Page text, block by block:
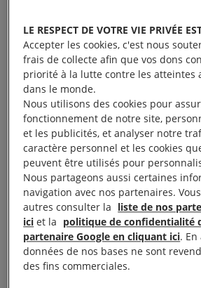
Le groupe Paris 14 d’Amnesty
le jeudi 11 janvier à 20h15 au
(Denfert-Rochereau) la
famille syrienne » suivie d’un
Marie-Hélène Mathonnière de la
d’Amnesty France animera le
LE RESPECT DE VOTRE VIE PRIVÉE
Accepter les cookies, c'est nous
frais de collecte afin que vos dons
priorité à la lutte contre les atteintes
dans le monde.
Nous utilisons des cookies pour
fonctionnement de notre site,
et les publicités, et analyser notre
caractère personnel et les cookies
peuvent être utilisés pour
Nous partageons aussi certaines
navigation avec nos partenaires.
autres consulter la liste de nos
ici et la politique de confidentialité
partenaire Google en cliquant ici.
données de nos bases ne sont
des fins commerciales.